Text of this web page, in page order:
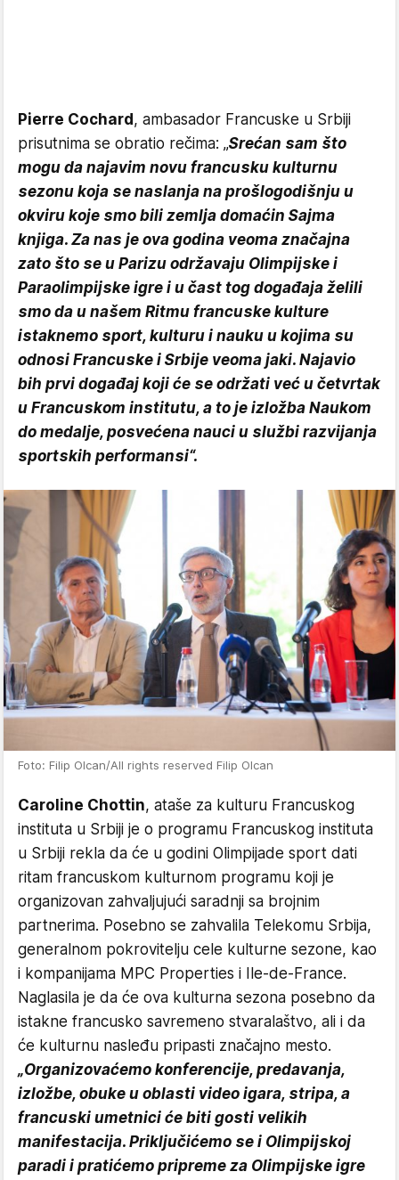
Pierre Cochard, ambasador Francuske u Srbiji
prisutnima se obratio rečima: „Srećan sam što
mogu da najavim novu francusku kulturnu
sezonu koja se naslanja na prošlogodišnju u
okviru koje smo bili zemlja domaćin Sajma
knjiga. Za nas je ova godina veoma značajna
zato što se u Parizu održavaju Olimpijske i
Paraolimpijske igre i u čast tog događaja želili
smo da u našem Ritmu francuske kulture
istaknemo sport, kulturu i nauku u kojima su
odnosi Francuske i Srbije veoma jaki. Najavio
bih prvi događaj koji će se održati već u četvrtak
u Francuskom institutu, a to je izložba Naukom
do medalje, posvećena nauci u službi razvijanja
sportskih performansi“.
Foto: Filip Olcan/All rights reserved Filip Olcan
Caroline Chottin, ataše za kulturu Francuskog
instituta u Srbiji je o programu Francuskog instituta
u Srbiji rekla da će u godini Olimpijade sport dati
ritam francuskom kulturnom programu koji je
organizovan zahvaljujući saradnji sa brojnim
partnerima. Posebno se zahvalila Telekomu Srbija,
generalnom pokrovitelju cele kulturne sezone, kao
i kompanijama MPC Properties i Ile-de-France.
Naglasila je da će ova kulturna sezona posebno da
istakne francusko savremeno stvaralaštvo, ali i da
će kulturnu nasleđu pripasti značajno mesto.
„Organizovaćemo konferencije, predavanja,
izložbe, obuke u oblasti video igara, stripa, a
francuski umetnici će biti gosti velikih
manifestacija. Priključićemo se i Olimpijskoj
paradi i pratićemo pripreme za Olimpijske igre